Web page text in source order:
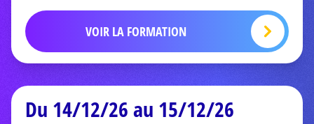
VOIR LA FORMATION
Du 14/12/26 au 15/12/26